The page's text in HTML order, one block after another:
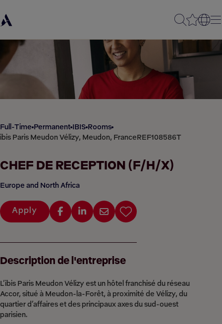
Full-Time Permanent IBIS Rooms
ibis Paris Meudon Vélizy, Meudon, FranceREF108586T
CHEF DE RECEPTION (F/H/X)
Europe and North Africa
Apply
Description de l'entreprise
L’ibis Paris Meudon Vélizy est un hôtel franchisé du réseau
Accor, situé à Meudon-la-Forêt, à proximité de Vélizy, du
quartier d’affaires et des principaux axes du sud-ouest
parisien.